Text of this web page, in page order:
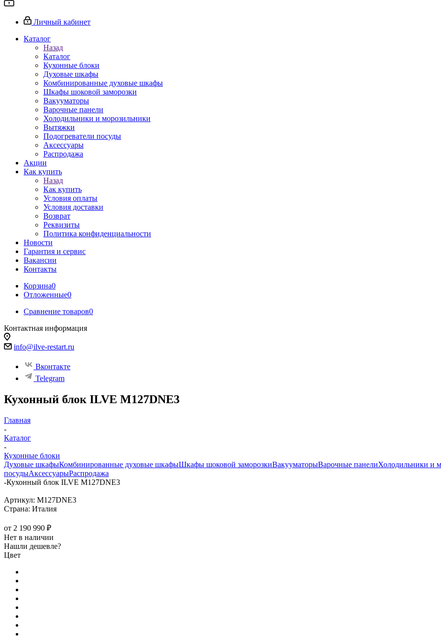
Личный кабинет
Каталог
Назад
Каталог
Кухонные блоки
Духовые шкафы
Комбинированные духовые шкафы
Шкафы шоковой заморозки
Вакууматоры
Варочные панели
Холодильники и морозильники
Вытяжки
Подогреватели посуды
Аксессуары
Распродажа
Акции
Как купить
Назад
Как купить
Условия оплаты
Условия доставки
Возврат
Реквизиты
Политика конфиденциальности
Новости
Гарантия и сервис
Вакансии
Контакты
Корзина0
Отложенные0
Сравнение товаров0
Контактная информация
info@ilve-restart.ru
Вконтакте
Telegram
Кухонный блок ILVE M127DNE3
Главная
-
Каталог
-
Кухонные блоки
Духовые шкафыКомбинированные духовые шкафыШкафы шоковой заморозкиВакууматорыВарочные панелиХолодильники и
посудыАксессуарыРаспродажа
-Кухонный блок ILVE M127DNE3
Артикул: M127DNE3
Страна: Италия
от 2 190 990 ₽
Нет в наличии
Нашли дешевле?
Цвет